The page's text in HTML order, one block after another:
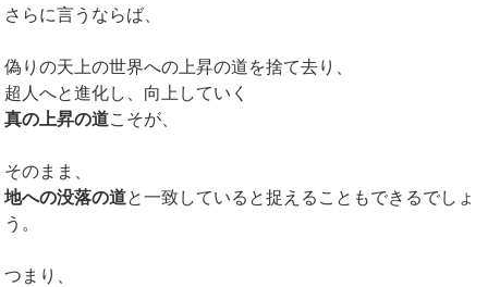
さらに言うならば、
偽りの天上の世界への上昇の道を捨て去り、
超人へと進化し、向上していく
真の上昇の道こそが、
そのまま、
地への没落の道と一致していると捉えることもできるでしょ
う。
つまり、